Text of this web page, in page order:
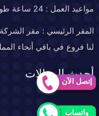
مواعيد العمل : 24 ساعة طوال أيام الأسبوع
المقر الرئيسي : مقر
لنا فروع في باقي أنحاء
أحدث المقالات
خدمات العزل
إتصل الآن
واتساب